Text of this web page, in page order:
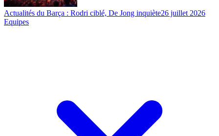
Actualités du Barça : Rodri ciblé, De Jong inquiète26 juillet 2026
Equipes